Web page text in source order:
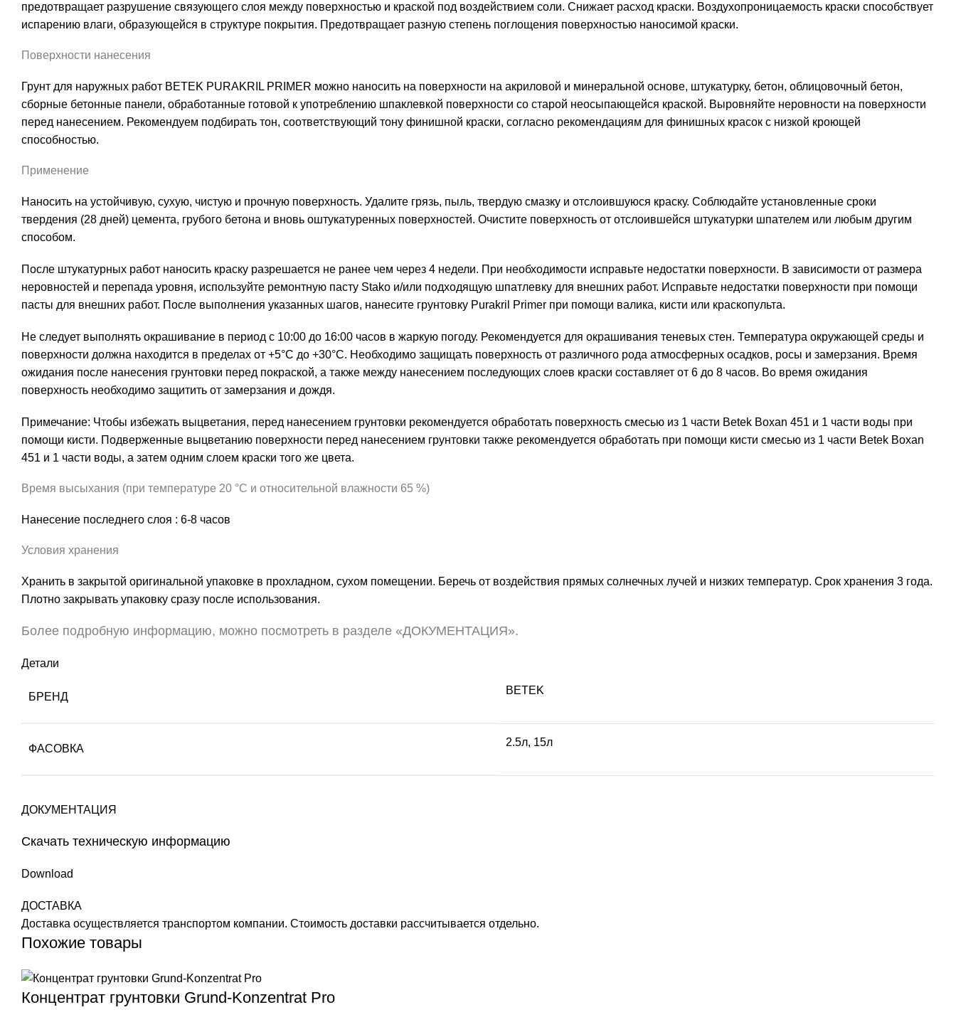
предотвращает разрушение связующего слоя между поверхностью и краской под воздействием соли. Снижает расход краски. Воздухопроницаемость краски способствует
испарению влаги, образующейся в структуре покрытия. Предотвращает разную степень поглощения поверхностью наносимой краски.
Поверхности нанесения
Грунт для наружных работ BETEK PURAKRIL PRIMER можно наносить на поверхности на акриловой и минеральной основе, штукатурку, бетон, облицовочный бетон,
сборные бетонные панели, обработанные готовой к употреблению шпаклевкой поверхности со старой неосыпающейся краской. Выровняйте неровности на поверхности
перед нанесением. Рекомендуем подбирать тон, соответствующий тону финишной краски, согласно рекомендациям для финишных красок с низкой кроющей
способностью.
Применение
Наносить на устойчивую, сухую, чистую и прочную поверхность. Удалите грязь, пыль, твердую смазку и отслоившуюся краску. Соблюдайте установленные сроки
твердения (28 дней) цемента, грубого бетона и вновь оштукатуренных поверхностей. Очистите поверхность от отслоившейся штукатурки шпателем или любым другим
способом.
После штукатурных работ наносить краску разрешается не ранее чем через 4 недели. При необходимости исправьте недостатки поверхности. В зависимости от размера
неровностей и перепада уровня, используйте ремонтную пасту Stako и/или подходящую шпатлевку для внешних работ. Исправьте недостатки поверхности при помощи
пасты для внешних работ. После выполнения указанных шагов, нанесите грунтовку Purakril Primer при помощи валика, кисти или краскопульта.
Не следует выполнять окрашивание в период с 10:00 до 16:00 часов в жаркую погоду. Рекомендуется для окрашивания теневых стен. Температура окружающей среды и
поверхности должна находится в пределах от +5°C до +30°C. Необходимо защищать поверхность от различного рода атмосферных осадков, росы и замерзания. Время
ожидания после нанесения грунтовки перед покраской, а также между нанесением последующих слоев краски составляет от 6 до 8 часов. Во время ожидания
поверхность необходимо защитить от замерзания и дождя.
Примечание: Чтобы избежать выцветания, перед нанесением грунтовки рекомендуется обработать поверхность смесью из 1 части Betek Boxan 451 и 1 части воды при
помощи кисти. Подверженные выцветанию поверхности перед нанесением грунтовки также рекомендуется обработать при помощи кисти смесью из 1 части Betek Boxan
451 и 1 части воды, а затем одним слоем краски того же цвета.
Время высыхания (при температуре 20 °C и относительной влажности 65 %)
Нанесение последнего слоя : 6-8 часов
Условия хранения
Хранить в закрытой оригинальной упаковке в прохладном, сухом помещении. Беречь от воздействия прямых солнечных лучей и низких температур. Срок хранения 3 года.
Плотно закрывать упаковку сразу после использования.
Более подробную информацию, можно посмотреть в разделе «ДОКУМЕНТАЦИЯ».
Детали
БРЕНД
BETEK
ФАСОВКА
2.5л, 15л
ДОКУМЕНТАЦИЯ
Скачать техническую информацию
Download
ДОСТАВКА
Доставка осуществляется транспортом компании. Стоимость доставки рассчитывается отдельно.
Похожие товары
Концентрат грунтовки Grund-Konzentrat Pro